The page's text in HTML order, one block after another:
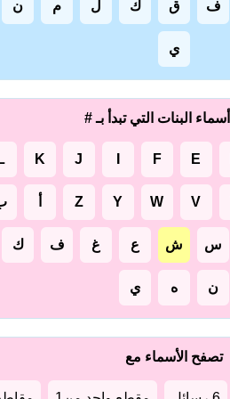
ف ق ك ل م ن
ي
أسماء البنات التي تبدأ بـ #
E
F
J
K
L
V
W
Y
Z
س ش ع غ ف ك
ن ه ي
تصفح الأسماء مع